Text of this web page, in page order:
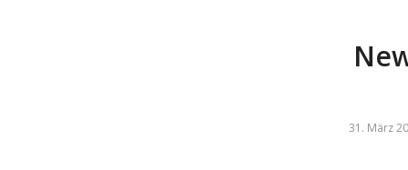
31. März